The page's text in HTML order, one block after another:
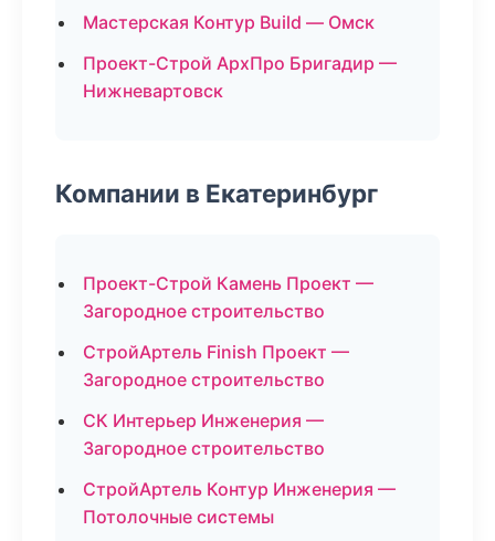
Мастерская Контур Build — Омск
Проект-Строй АрхПро Бригадир —
Нижневартовск
Компании в Екатеринбург
Проект-Строй Камень Проект —
Загородное строительство
СтройАртель Finish Проект —
Загородное строительство
СК Интерьер Инженерия —
Загородное строительство
СтройАртель Контур Инженерия —
Потолочные системы